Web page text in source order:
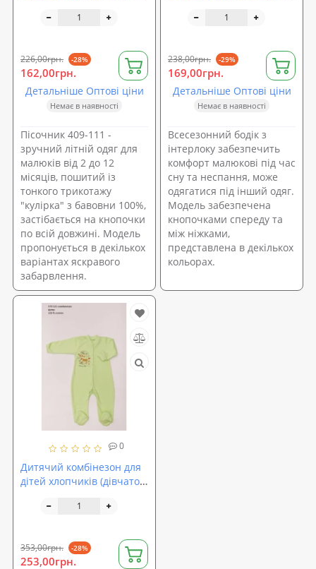
226,00грн. -28%
162,00грн.
Детальніше Оптові ціни
Немає в наявності
Пісочник 409-111 -
зручний літній одяг для
малюків від 2 до 12
місяців, пошитий із
тонкого трикотажу
"кулірка" з бавовни 100%,
застібається на кнопочки
по всій довжині. Модель
пропонується в декількох
варіантах яскравого
забарвлення.
238,00грн. -29%
169,00грн.
Детальніше Оптові ціни
Немає в наявності
Всесезонний бодік з
інтерлоку забезпечить
комфорт малюкові під час
сну та неспання, може
одягатися під інший одяг.
Модель забезпечена
кнопочками спереду та
між ніжками,
представлена в декількох
кольорах.
0
Дитячий комбінезон для
дітей хлопчиків (дівчаток)
353,00грн. -28%
253,00грн.